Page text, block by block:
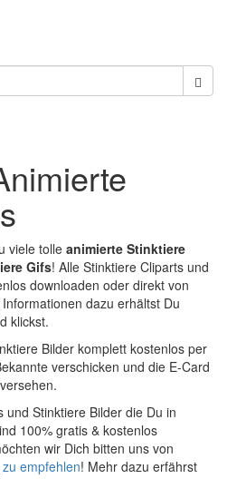
viele tolle animierte Stinktiere
Gifs! Alle Stinktiere Cliparts und
downloaden oder direkt von
dazu erhältst Du
klickst.
Bilder komplett kostenlos per
verschicken und die E-Card
Stinktiere Bilder die Du in
100% gratis & kostenlos
wir Dich bitten uns von
zu empfehlen! Mehr dazu erfährst